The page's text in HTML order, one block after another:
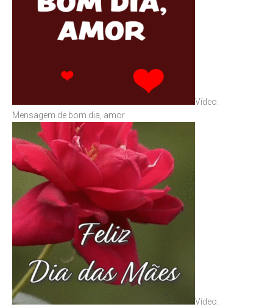
Vídeo:
Mensagem de bom dia, amor
Vídeo: